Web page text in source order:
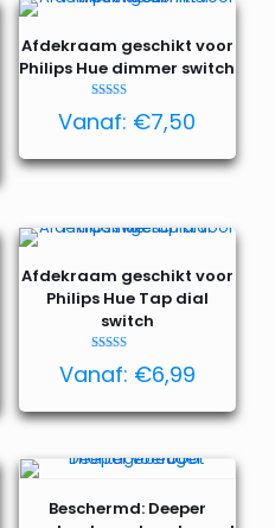
Afdekraam geschikt voor
Philips Hue dimmer switch
4.69
Vanaf: €7,50
Afdekraam geschikt voor
Philips Hue Tap dial
switch
4.93
Vanaf: €6,99
Beschermd: Deeper